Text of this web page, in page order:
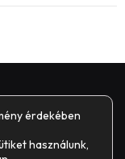
érdekében
használunk,